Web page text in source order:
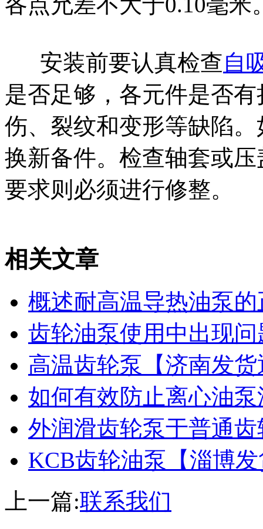
安装前要认真检查自
是否足够，各元件是否
伤、裂纹和变形等缺陷
换新备件。检查轴套或
要求则必须进行修整。
相关文章
概述耐高温导热油泵
齿轮油泵使用中出现
高温齿轮泵【济南发
如何有效防止离心油
外润滑齿轮泵于普通
KCB齿轮油泵【淄博
上一篇:联系我们